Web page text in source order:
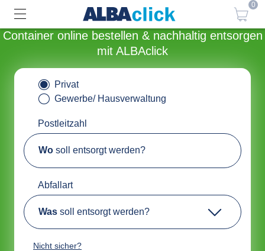
0
Container online bestellen & nachhaltig entsorgen
mit ALBAclick
Privat
Gewerbe/ Hausverwaltung
Postleitzahl
Wo soll entsorgt werden?
Abfallart
Was soll entsorgt werden?
Nicht sicher?